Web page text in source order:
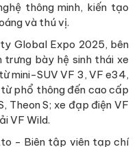
thông minh, kiến tạo
và thú vị.
Global Expo 2025, bên
trưng bày hệ sinh thái xe
mini-SUV VF 3, VF e34,
phổ thông đến cao cấp
Theon S; xe đạp điện VF
VF Wild.
- Biên tập viên tạp chí